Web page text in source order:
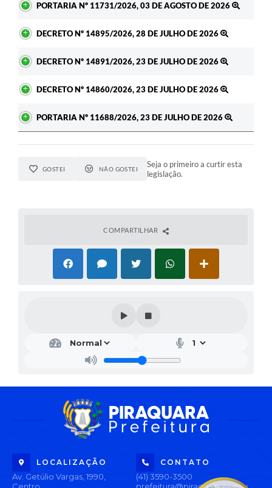
PORTARIA Nº 11731/2026, 03 DE AGOSTO DE 2026
DECRETO Nº 14895/2026, 28 DE JULHO DE 2026
DECRETO Nº 14891/2026, 23 DE JULHO DE 2026
DECRETO Nº 14860/2026, 23 DE JULHO DE 2026
PORTARIA Nº 11688/2026, 23 DE JULHO DE 2026
GOSTEI NÃO GOSTEI
Seja o primeiro a curtir esta
legislação.
COMPARTILHAR
LOCALIZAÇÃO
Av. Getúlio Vargas, 1990,
CONTATO
(41) 3590-3500